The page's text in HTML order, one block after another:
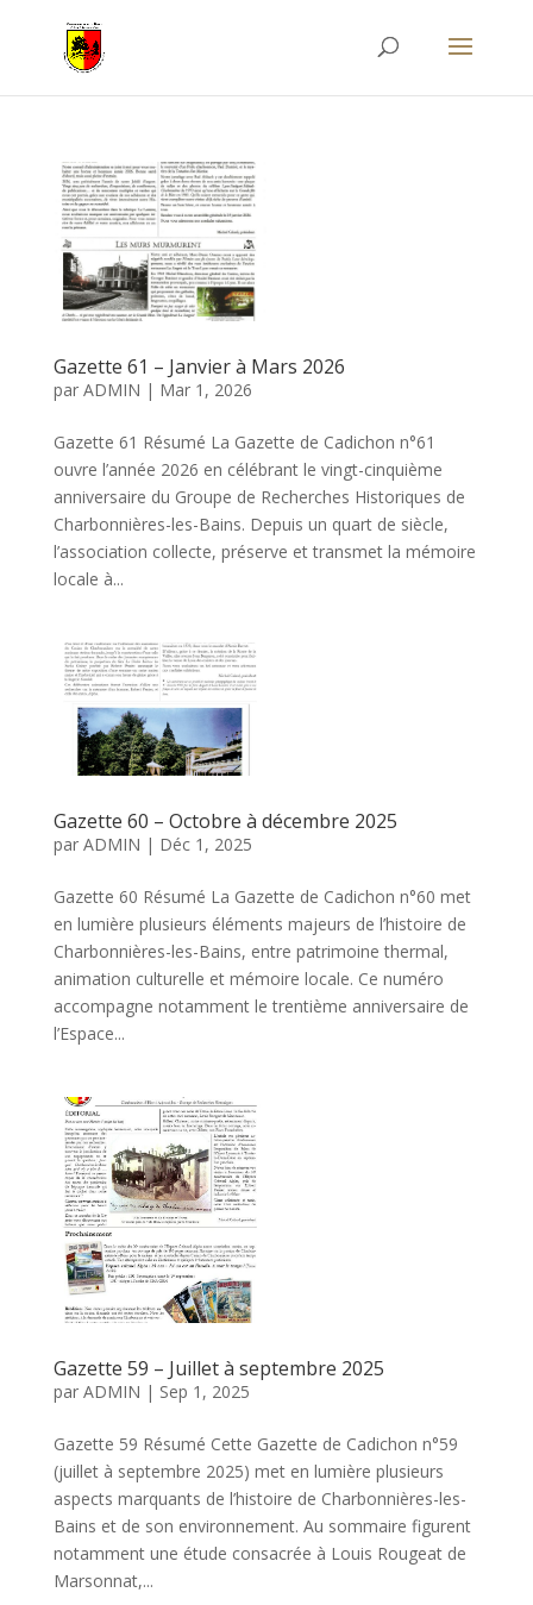
Gazette 61 – Janvier à Mars 2026
par ADMIN | Mar 1, 2026
Gazette 61 Résumé La Gazette de Cadichon n°61
ouvre l’année 2026 en célébrant le vingt-cinquième
anniversaire du Groupe de Recherches Historiques de
Charbonnières-les-Bains. Depuis un quart de siècle,
l’association collecte, préserve et transmet la mémoire
locale à...
Gazette 60 – Octobre à décembre 2025
par ADMIN | Déc 1, 2025
Gazette 60 Résumé La Gazette de Cadichon n°60 met
en lumière plusieurs éléments majeurs de l’histoire de
Charbonnières-les-Bains, entre patrimoine thermal,
animation culturelle et mémoire locale. Ce numéro
accompagne notamment le trentième anniversaire de
l’Espace...
Gazette 59 – Juillet à septembre 2025
par ADMIN | Sep 1, 2025
Gazette 59 Résumé Cette Gazette de Cadichon n°59
(juillet à septembre 2025) met en lumière plusieurs
aspects marquants de l’histoire de Charbonnières-les-
Bains et de son environnement. Au sommaire figurent
notamment une étude consacrée à Louis Rougeat de
Marsonnat,...